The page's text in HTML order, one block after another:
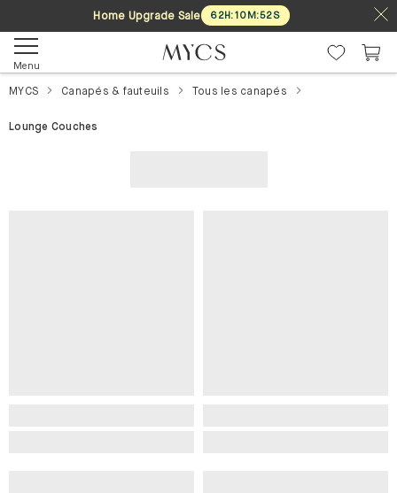
Home Upgrade Sale 62H:10 M: 51S
Menu
MYCS Canapés & fauteuils Tous les canapés
Lounge Couches